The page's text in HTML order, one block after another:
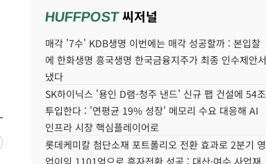
HUFFPOST씨저널
매각 '7수' KDB생명 이번에는 매각 성공할까 : 본입찰
에 한화생명 흥국생명 한국금융지주가 최종 인수제안서
냈다
SK하이닉스 '용인 D램-청주 낸드' 신규 팹 건설에 54조
투입한다 : '연평균 19% 성장' 메모리 수요 대응해 AI
인프라 시장 핵심플레이어로
롯데케미칼 첨단소재 포트폴리오 전환 효과로 2분기 영
업이익 1101억으로 흑자전환 성공 : 대산·여수 사업재